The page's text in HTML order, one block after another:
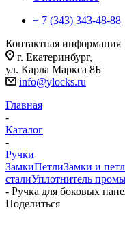
+ 7 (343) 343-48-88
Контактная информация
г. Екатеринбург,
ул. Карла Маркса 8Б
info@ylocks.ru
Главная
-
Каталог
-
Ручки
ЗамкиПетлиЗамки и
сталиУплотнитель
- Ручка для боковых
Поделиться